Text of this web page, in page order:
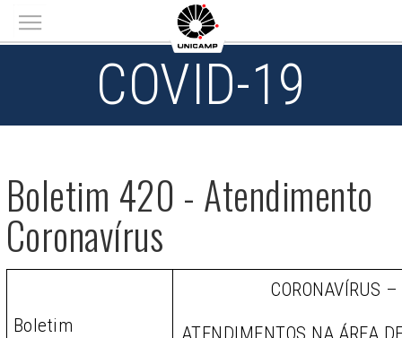
Main menu
COVID-19
Boletim 420 - Atendimento
Coronavírus
Boletim
CORONAVÍRUS
ATENDIMENTOS NA ÁREA